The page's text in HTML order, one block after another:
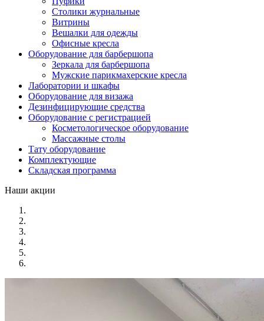
Столики журнальные
Витрины
Вешалки для одежды
Офисные кресла
Оборудование для барбершопа
Зеркала для барбершопа
Мужские парикмахерские кресла
Лаборатории и шкафы
Оборудование для визажа
Дезинфицирующие средства
Оборудование с регистрацией
Косметологическое оборудование
Массажные столы
Тату оборудование
Комплектующие
Складская программа
Наши акции